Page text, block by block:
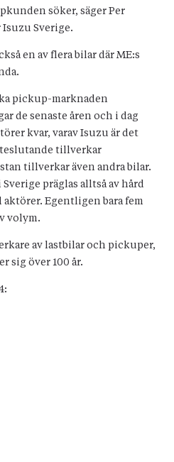
söker, säger Per
Sverige.
en av flera bilar där ME:s
pickup-marknaden
de senaste åren och i dag
kvar, varav Isuzu är det
tillverkar
tillverkar även andra bilar.
präglas alltså av hård
Egentligen bara fem
volym.
av lastbilar och pickuper,
sig över 100 år.